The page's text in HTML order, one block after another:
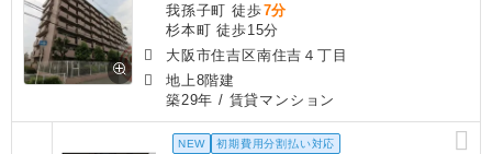
我孫子町 徒歩7分
杉本町 徒歩15分
大阪市住吉区南住吉４丁目
地上8階建
築29年 / 賃貸マンション
NEW 初期費用分割払い対応